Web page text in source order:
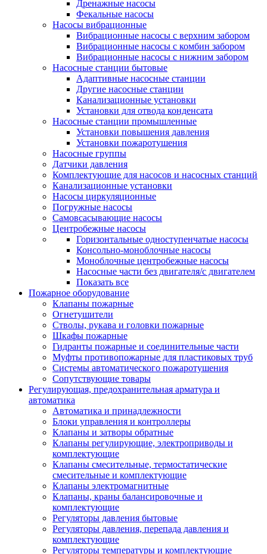
Дренажные насосы
Фекальные насосы
Насосы вибрационные
Вибрационные насосы с верхним забором
Вибрационные насосы с комбин забором
Вибрационные насосы с нижним забором
Насосные станции бытовые
Адаптивные насосные станции
Другие насосные станции
Канализационные установки
Установки для отвода конденсата
Насосные станции промышленные
Установки повышения давления
Установки пожаротушения
Насосные группы
Датчики давления
Комплектующие для насосов и насосных станций
Канализационные установки
Насосы циркуляционные
Погружные насосы
Самовсасывающие насосы
Центробежные насосы
Горизонтальные одноступенчатые насосы
Консольно-моноблочные насосы
Моноблочные центробежные насосы
Насосные части без двигателя/с двигателем
Показать все
Пожарное оборудование
Клапаны пожарные
Огнетушители
Стволы, рукава и головки пожарные
Шкафы пожарные
Гидранты пожарные и соединительные части
Муфты противопожарные для пластиковых труб
Системы автоматического пожаротушения
Сопутствующие товары
Регулирующая, предохранительная арматура и
автоматика
Автоматика и принадлежности
Блоки управления и контроллеры
Клапаны и затворы обратные
Клапаны регулирующие, электроприводы и
комплектующие
Клапаны смесительные, термостатические
смесительные и комплектующие
Клапаны электромагнитные
Клапаны, краны балансировочные и
комплектующие
Регуляторы давления бытовые
Регуляторы давления, перепада давления и
комплектующие
Регуляторы температуры и комплектующие